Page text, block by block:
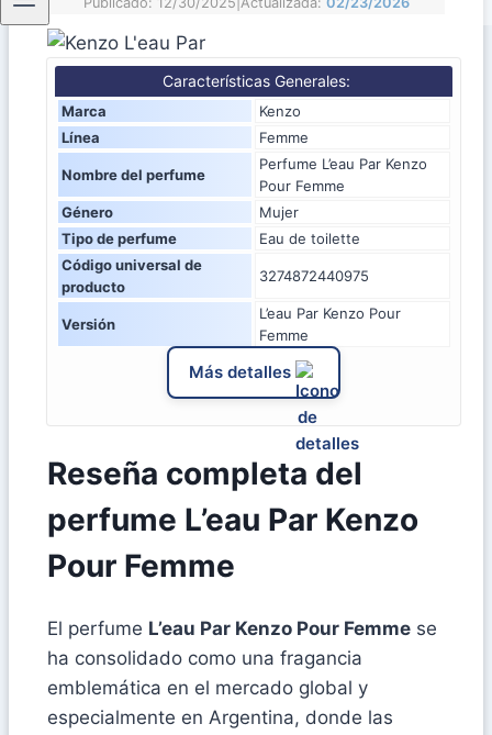
Características Generales:
Marca
Kenzo
Línea
Femme
Nombre del perfume
Perfume L’eau Par Kenzo
Pour Femme
Género
Mujer
Tipo de perfume
Eau de toilette
Código universal de
producto
3274872440975
Versión
L’eau Par Kenzo Pour
Femme
Más detalles
Reseña completa del
perfume L’eau Par Kenzo
Pour Femme
El perfume L’eau Par Kenzo Pour Femme se
ha consolidado como una fragancia
emblemática en el mercado global y
especialmente en Argentina, donde las